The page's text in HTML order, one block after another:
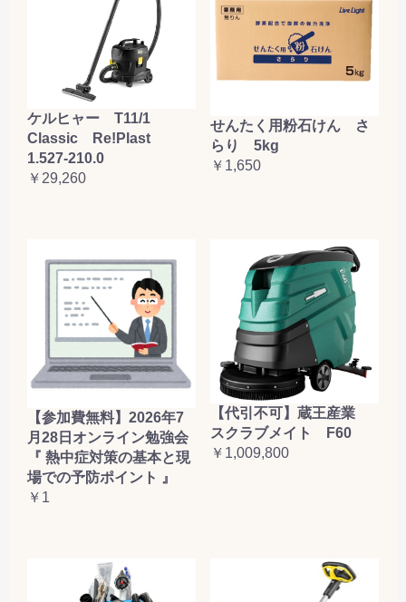
ケルヒャー T11/1
Classic Re!Plast
1.527-210.0
￥29,260
せんたく用粉石けん さ
らり 5kg
￥1,650
【参加費無料】2026年7
月28日オンライン勉強会
『 熱中症対策の基本と現
場での予防ポイント 』
￥1
【代引不可】蔵王産業
スクラブメイト F60
￥1,009,800